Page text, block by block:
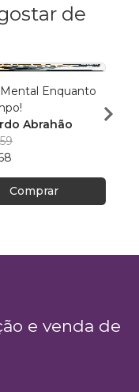
de
Enquanto
Abrahão
Comprar
R$
e venda de